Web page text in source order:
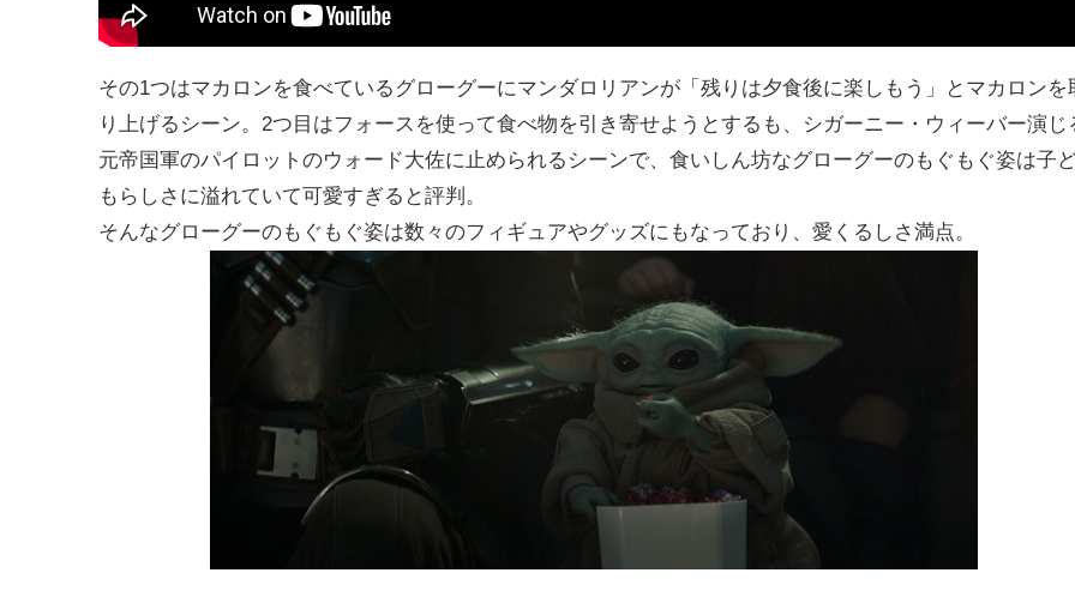
その1つはマカロンを食べているグローグーにマンダロリアンが「残りは夕食後に楽しもう」とマカロンを
り上げるシーン。2つ目はフォースを使って食べ物を引き寄せようとするも、シガーニー・ウィーバー演じ
元帝国軍のパイロットのウォード大佐に止められるシーンで、食いしん坊なグローグーのもぐもぐ姿は子
もらしさに溢れていて可愛すぎると評判。
そんなグローグーのもぐもぐ姿は数々のフィギュアやグッズにもなっており、愛くるしさ満点。